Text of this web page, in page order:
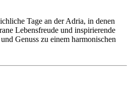
Tage an der Adria, in denen
Lebensfreude und inspirierende
Genuss zu einem harmonischen